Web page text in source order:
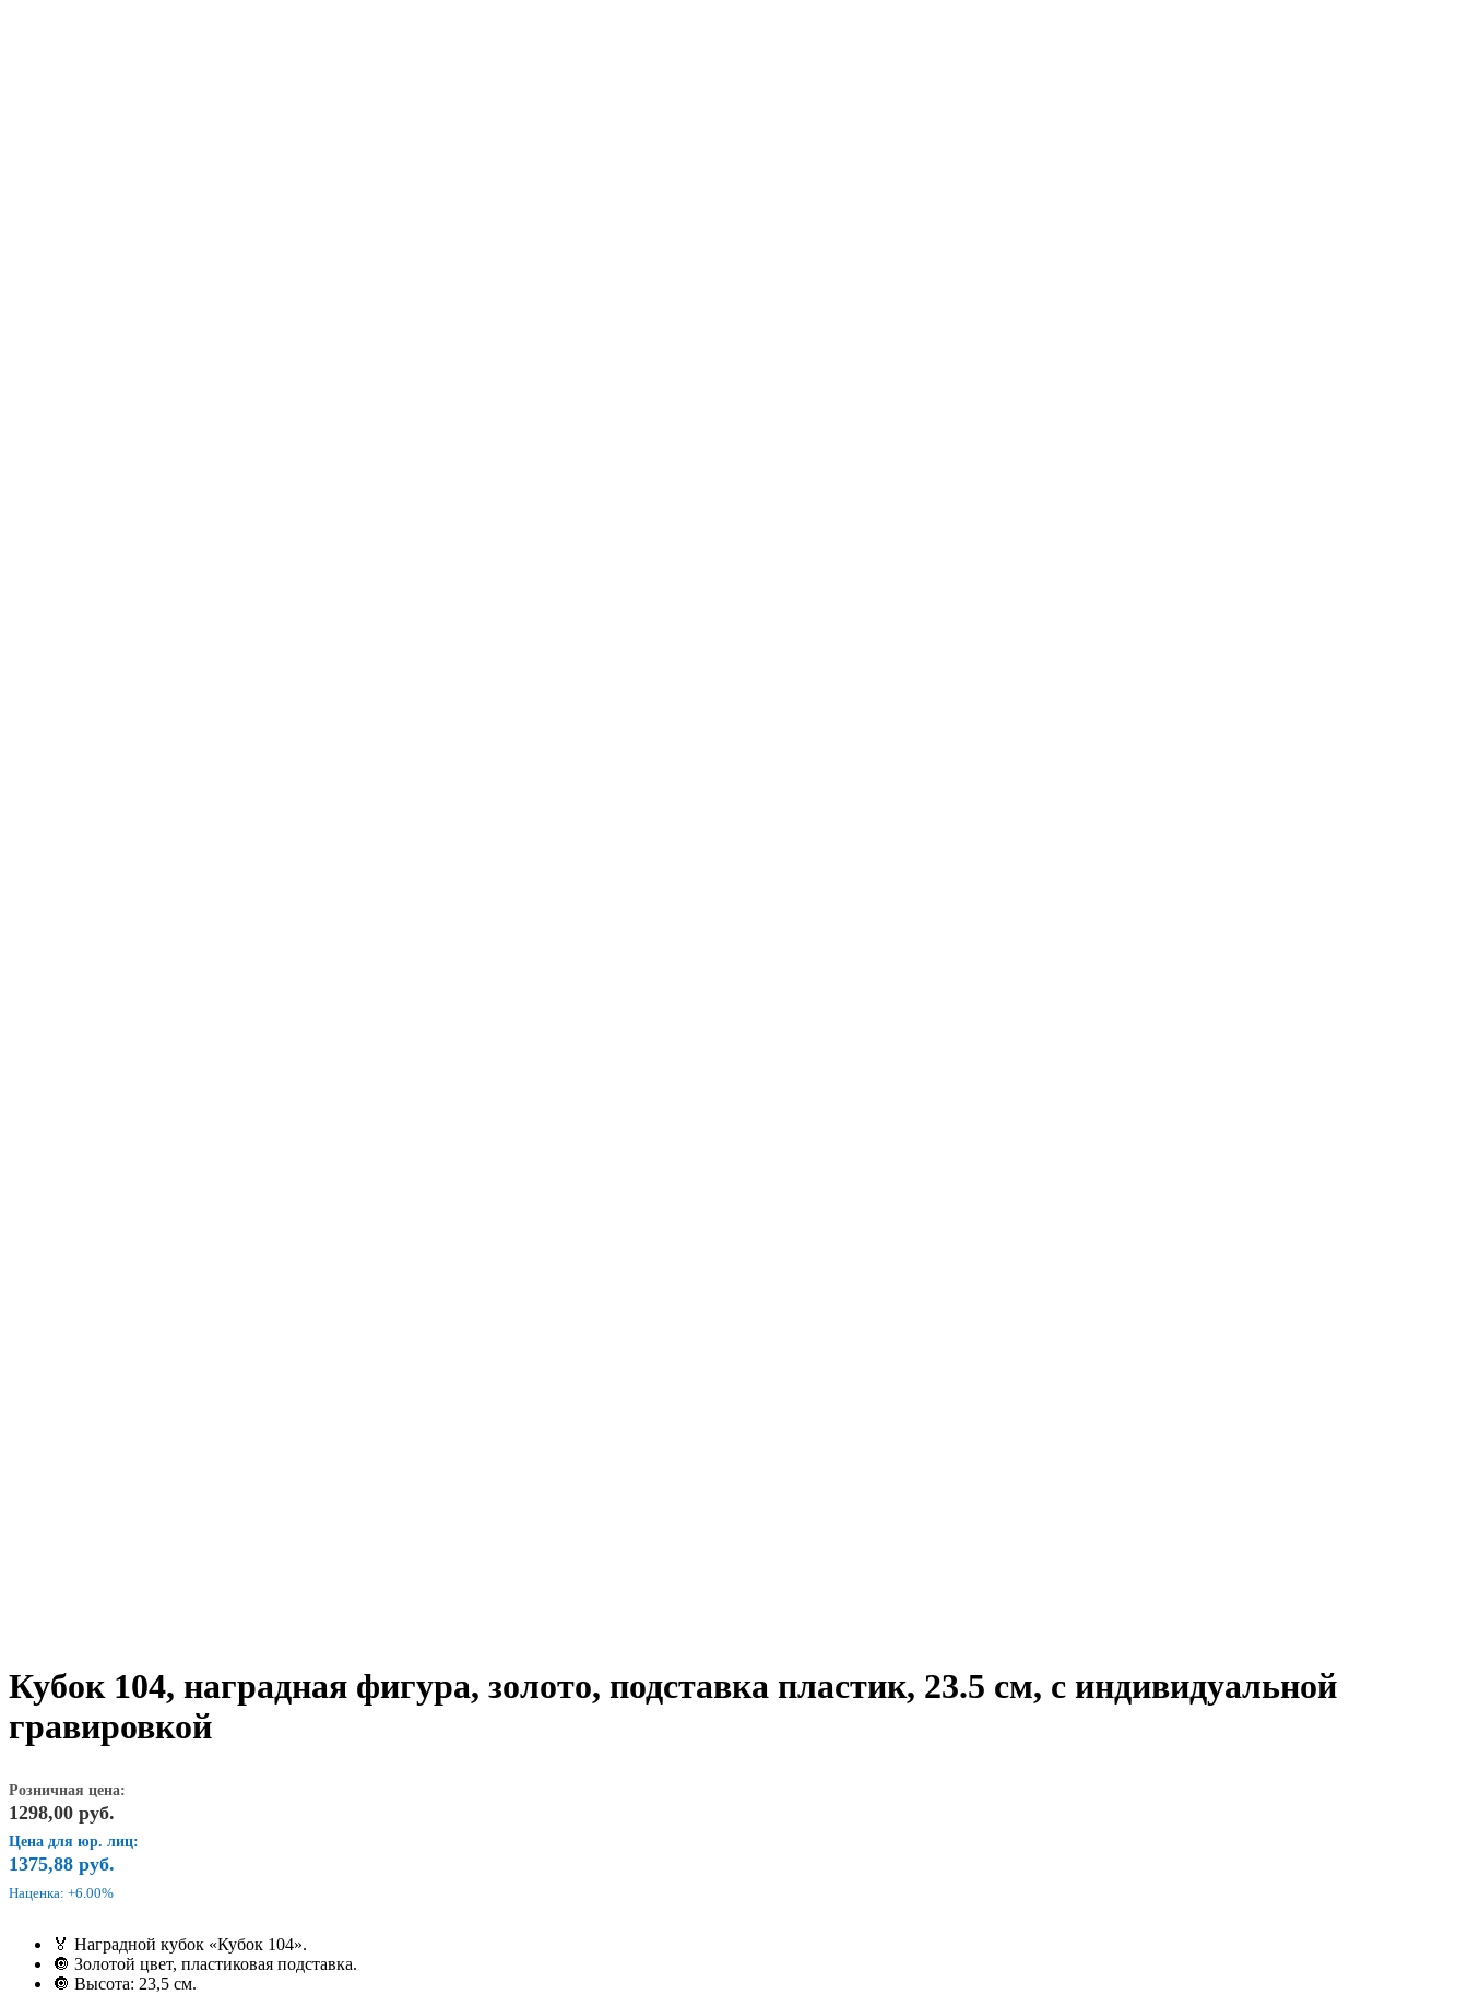
Кубок 104, наградная фигура, золото, подставка пластик, 23.5 см, с индивидуальной
гравировкой
Розничная цена:
1298,00 руб.
Цена для юр. лиц:
1375,88 руб.
Наценка: +6.00%
🏅 Наградной кубок «Кубок 104».
🔘 Золотой цвет, пластиковая подставка.
🔘 Высота: 23,5 см.